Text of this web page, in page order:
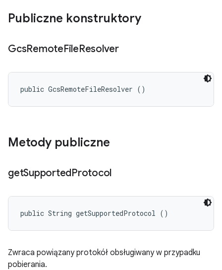
Publiczne konstruktory
GcsRemoteFileResolver
public GcsRemoteFileResolver ()
Metody publiczne
getSupportedProtocol
public String getSupportedProtocol ()
Zwraca powiązany protokół obsługiwany w przypadku
pobierania.